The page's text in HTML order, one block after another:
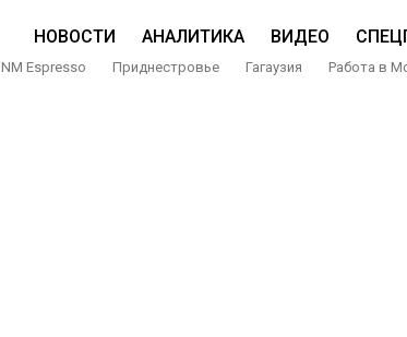
НОВОСТИ АНАЛИТИКА ВИДЕО
NM Espresso Приднестровье Гагаузия Работа в